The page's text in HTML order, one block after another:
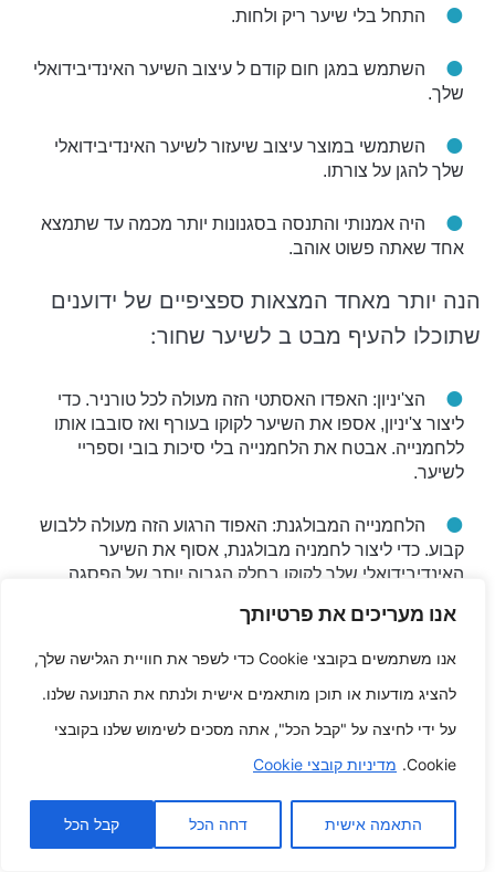
אנו מעריכים את פרטיותך
אנו משתמשים בקובצי Cookie כדי לשפר את חוויית הגלישה שלך,
להציג מודעות או תוכן מותאמים אישית ולנתח את התנועה שלנו.
על ידי לחיצה על "קבל הכל", אתה מסכים לשימוש שלנו בקובצי
Cookie. מדיניות קובצי Cookie
התאמה אישית דחה הכל קבל הכל
התחל בלי שיער ריק ולחות.
השתמש במגן חום קודם ל עיצוב השיער האינדיבידואלי
שלך.
השתמשי במוצר עיצוב שיעזור לשיער האינדיבידואלי
שלך להגן על צורתו.
היה אמנותי והתנסה בסגנונות יותר מכמה עד שתמצא
אחד שאתה פשוט אוהב.
הנה יותר מאחד המצאות ספציפיים של ידוענים
שתוכלו להעיף מבט ב לשיער שחור:
הצ'יניון: האפדו האסתטי הזה מעולה לכל טורניר. כדי
ליצור צ'יניון, אספו את השיער לקוקו בעורף ואז סובבו אותו
ללחמנייה. אבטח את הלחמנייה בלי סיכות בובי וספריי
לשיער.
הלחמנייה המבולגנת: האפוד הרגוע הזה מעולה ללבוש
קבוע. כדי ליצור לחמניה מבולגנת, אסוף את השיער
האינדיבידואלי שלך לקוקו בחלק הגבוה יותר של הפסגה
הלחמנייה בלי סיכות בובי וספריי לשיער.
מיוחדים. כדי ליצור אפוד קלוע, התחל בקליעת השיער
האינדיבידואלי שלך לצמה אחת. ולאחר מכן, עטפו את הצמה
לשיער.
צמת המפל: צמה מדורגת זו היא שיפוע מקסים וגמיש
שניתן ללבוש לכל טורניר. כדי ליצור צמת מפל, התחל דרך